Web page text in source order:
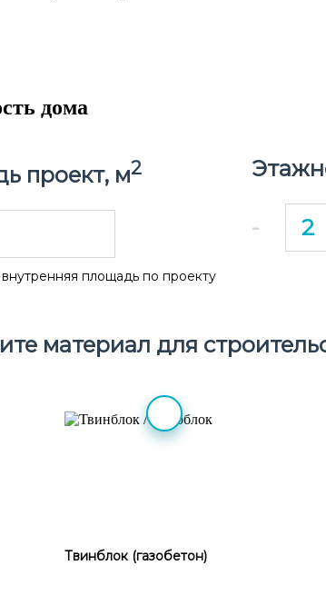
дома
проект, м2
площадь по проекту
-
материал для
Твинблок (газобетон)